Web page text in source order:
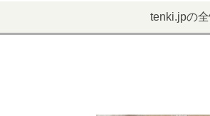
tenki.jpの